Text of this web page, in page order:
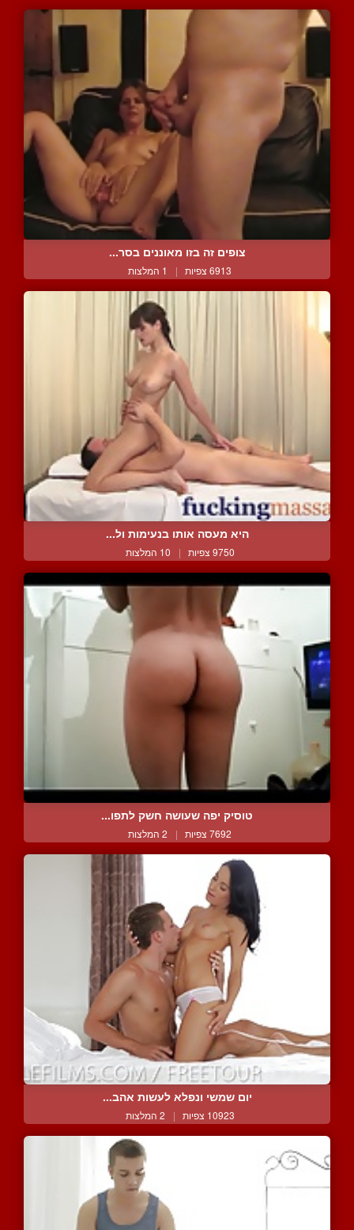
צופים זה בזו מאוננים בסר...
6913 צפיות | 1 המלצות
היא מעסה אותו בנעימות ול...
9750 צפיות | 10 המלצות
טוסיק יפה שעושה חשק לתפו...
7692 צפיות | 2 המלצות
יום שמשי ונפלא לעשות אהב...
10923 צפיות | 2 המלצות